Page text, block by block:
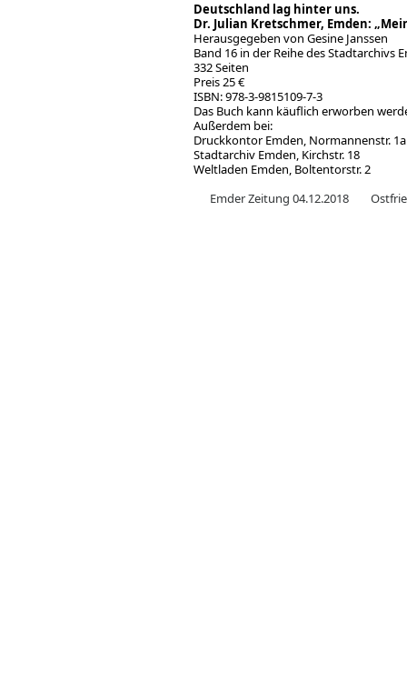
Deutschland lag hinter uns.
Dr. Julian Kretschmer, Emden:
Herausgegeben von Gesine Janssen
Band 16 in der Reihe des Stadtarchivs
332 Seiten
Preis 25 €
ISBN: 978-3-9815109-7-3
Das Buch kann käuflich erworben
Außerdem bei:
Druckkontor Emden, Normannenstr. 1a
Stadtarchiv Emden, Kirchstr. 18
Weltladen Emden, Boltentorstr. 2
Emder Zeitung 04.12.2018